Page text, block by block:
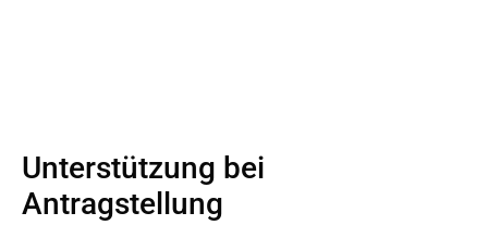
Unterstützung bei
Antragstellung